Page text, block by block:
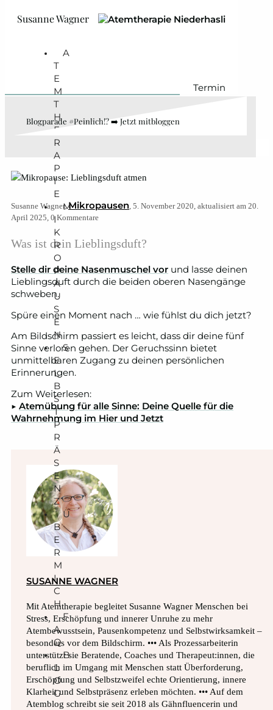
Zum Hauptinhalt springen
Susanne Wagner
A
T
E
M
T
H
E
R
A
P
I
E
M
I
K
R
O
P
A
U
S
E
N
S
E
L
B
S
T
P
R
Ä
S
E
N
Z
Ü
B
E
R
M
I
C
H
F
A
Q
B
L
O
G
Termin
Blogparade #Peinlich!? ➡️ Jetzt mitbloggen
Mikropause #12 • Lieblingsduft atmen
Susanne Wagner,Mikropausen, 5. November 2020, aktualisiert am 20.
April 2025, 0 Kommentare
​Was ist dein Lieblingsduft?
Stelle dir deine Nasenmuschel vor und lasse deinen
Lieblingsduft durch die beiden oberen Nasengänge
schweben.
Spüre einen Moment nach … wie fühlst du dich jetzt?
Am Bildschirm passiert es leicht, dass dir deine fünf
Sinne verloren gehen. Der Geruchssinn bietet
unmittelbaren Zugang zu deinen persönlichen
Erinnerungen.
Zum Weiterlesen:
▶️ Atemübung für alle Sinne: Deine Quelle für die
Wahrnehmung im Hier und Jetzt
SUSANNE WAGNER
Mit Atemtherapie begleitet Susanne Wagner Menschen bei
Stress, Erschöpfung und innerer Unruhe zu mehr
Atembewusstsein, Pausenkompetenz und Selbstwirksamkeit –
besonders vor dem Bildschirm. ••• Als Prozessarbeiterin
unterstützt sie Beratende, Coaches und Therapeut:innen, die
beruflich im Umgang mit Menschen statt Überforderung,
Erschöpfung und Selbstzweifel echte Orientierung, innere
Klarheit und Selbstpräsenz erleben möchten. ••• Auf dem
Atemblog schreibt sie seit 2018 als Gähnfluencerin und